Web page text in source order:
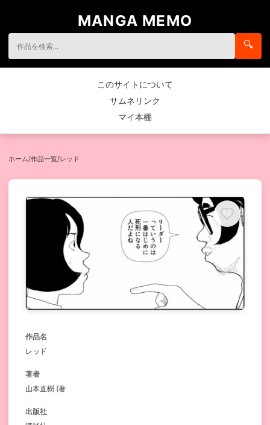
MANGA MEMO
🔍
このサイトについて
サムネリンク
マイ本棚
ホーム/作品一覧/レッド
作品名
レッド
著者
山本直樹 (著
出版社